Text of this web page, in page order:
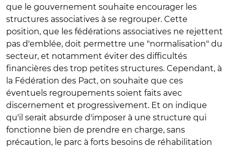
que le gouvernement souhaite encourager les
structures associatives à se regrouper. Cette
position, que les fédérations associatives ne rejettent
pas d'emblée, doit permettre une "normalisation" du
secteur, et notamment éviter des difficultés
financières des trop petites structures. Cependant, à
la Fédération des Pact, on souhaite que ces
éventuels regroupements soient faits avec
discernement et progressivement. Et on indique
qu'il serait absurde d'imposer à une structure qui
fonctionne bien de prendre en charge, sans
précaution, le parc à forts besoins de réhabilitation